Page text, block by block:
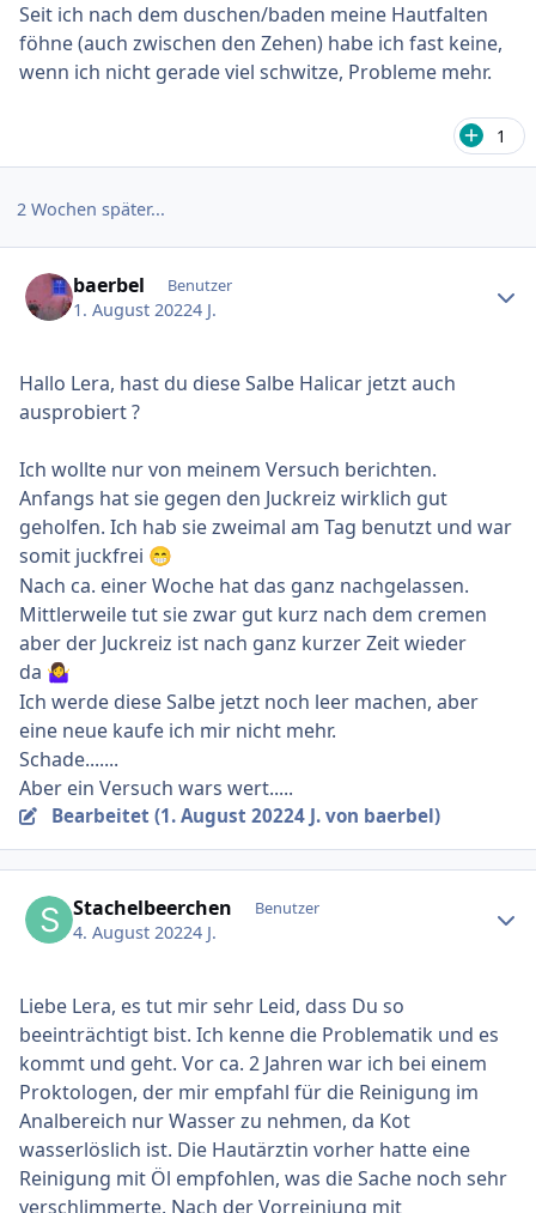
Seit ich nach dem duschen/baden meine Hautfalten
föhne (auch zwischen den Zehen) habe ich fast keine,
wenn ich nicht gerade viel schwitze, Probleme mehr.
1
2 Wochen später...
baerbel Benutzer
1. August 20224 J.
Hallo Lera, hast du diese Salbe Halicar jetzt auch
ausprobiert ?
Ich wollte nur von meinem Versuch berichten.
Anfangs hat sie gegen den Juckreiz wirklich gut
geholfen. Ich hab sie zweimal am Tag benutzt und war
somit juckfrei 😁
Nach ca. einer Woche hat das ganz nachgelassen.
Mittlerweile tut sie zwar gut kurz nach dem cremen
aber der Juckreiz ist nach ganz kurzer Zeit wieder
da 🤷‍♀️
Ich werde diese Salbe jetzt noch leer machen, aber
eine neue kaufe ich mir nicht mehr.
Schade.......
Aber ein Versuch wars wert.....
Bearbeitet (1. August 20224 J.von baerbel)
Stachelbeerchen Benutzer
4. August 20224 J.
Liebe Lera, es tut mir sehr Leid, dass Du so
beeinträchtigt bist. Ich kenne die Problematik und es
kommt und geht. Vor ca. 2 Jahren war ich bei einem
Proktologen, der mir empfahl für die Reinigung im
Analbereich nur Wasser zu nehmen, da Kot
wasserlöslich ist. Die Hautärztin vorher hatte eine
Reinigung mit Öl empfohlen, was die Sache noch sehr
verschlimmerte. Nach der Vorreiniung mit